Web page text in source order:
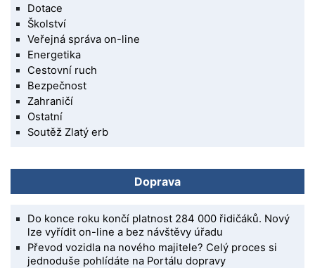
Dotace
Školství
Veřejná správa on-line
Energetika
Cestovní ruch
Bezpečnost
Zahraničí
Ostatní
Soutěž Zlatý erb
Doprava
Do konce roku končí platnost 284 000 řidičáků. Nový
lze vyřídit on-line a bez návštěvy úřadu
Převod vozidla na nového majitele? Celý proces si
jednoduše pohlídáte na Portálu dopravy